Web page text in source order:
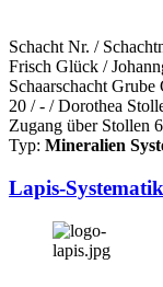
Schacht Nr. /
Frisch Glück /
Schaarschacht Grube
20 / - / Dorothea
Zugang über Stollen
Typ: Mineralien
Lapis-